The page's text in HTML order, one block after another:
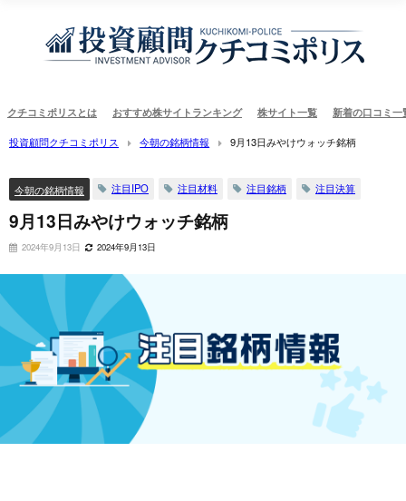
クチコミポリスとは おすすめ株サイトランキング 株サイト一覧 新着の口コミ一
投資顧問クチコミポリス 今朝の銘柄情報 9月13日みやけウォッチ銘柄
今朝の銘柄情報 注目IPO 注目材料 注目銘柄 注目決算
9月13日みやけウォッチ銘柄
2024年9月13日 2024年9月13日